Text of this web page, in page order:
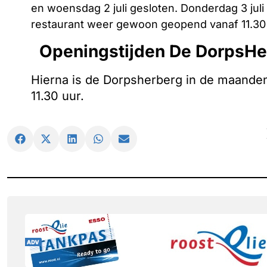
en woensdag 2 juli gesloten. Donderdag 3 juli
restaurant weer gewoon geopend vanaf
Openingstijden De
Hierna is de Dorpsherberg in de
11.30 uur.